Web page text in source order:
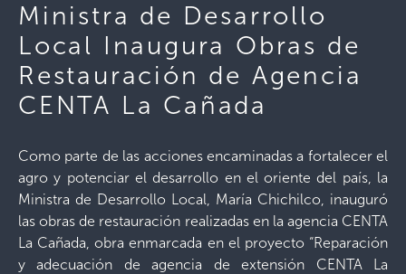
Ministra de Desarrollo
Local Inaugura Obras de
Restauración de Agencia
CENTA La Cañada
Como parte de las acciones encaminadas a fortalecer el
agro y potenciar el desarrollo en el oriente del país, la
Ministra de Desarrollo Local, María Chichilco, inauguró
las obras de restauración realizadas en la agencia CENTA
La Cañada, obra enmarcada en el proyecto “Reparación
y adecuación de agencia de extensión CENTA La